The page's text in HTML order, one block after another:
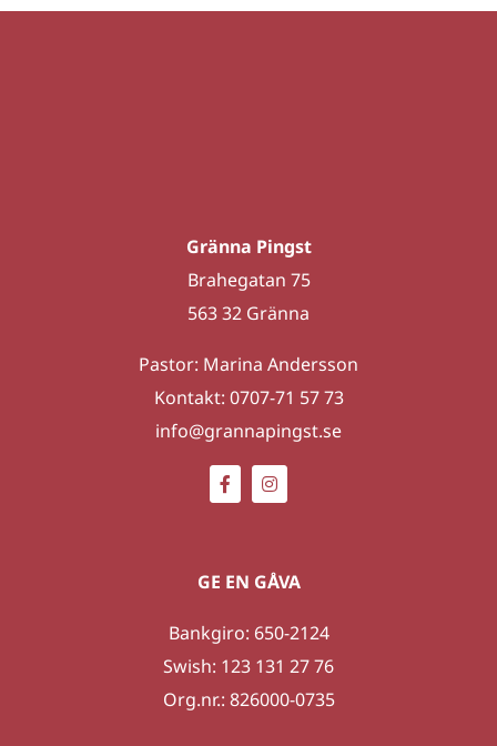
Gränna Pingst
Brahegatan 75
563 32 Gränna
Pastor: Marina Andersson
Kontakt: 0707-71 57 73
info@grannapingst.se
GE EN GÅVA
Bankgiro: 650-2124
Swish: 123 131 27 76
Org.nr.: 826000-0735